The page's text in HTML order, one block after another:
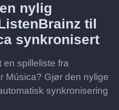
nylig
til
synkronisert
en spilleliste fra
Música? Gjør den nylige
synkronisering